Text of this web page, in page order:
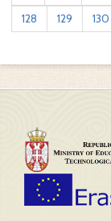
128
129 130